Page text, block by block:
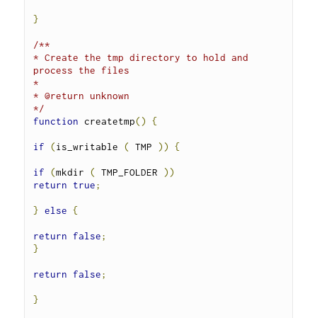
}
/**
* Create the tmp directory to hold and
process the files
*
* @return unknown
*/
function createtmp() {
if (is_writable ( TMP )) {
if (mkdir ( TMP_FOLDER ))
return
true;
} else {
return false;
}
return false;
}